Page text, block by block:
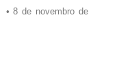
8 de novembro de